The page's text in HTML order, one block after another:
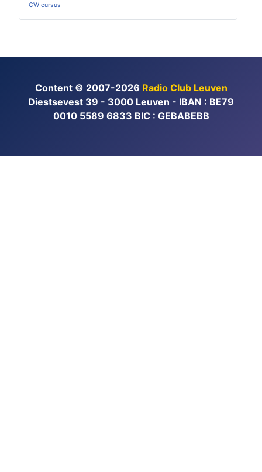
CW cursus
Content © 2007-2026 Radio Club Leuven
Diestsevest 39 - 3000 Leuven - IBAN : BE79
0010 5589 6833 BIC : GEBABEBB